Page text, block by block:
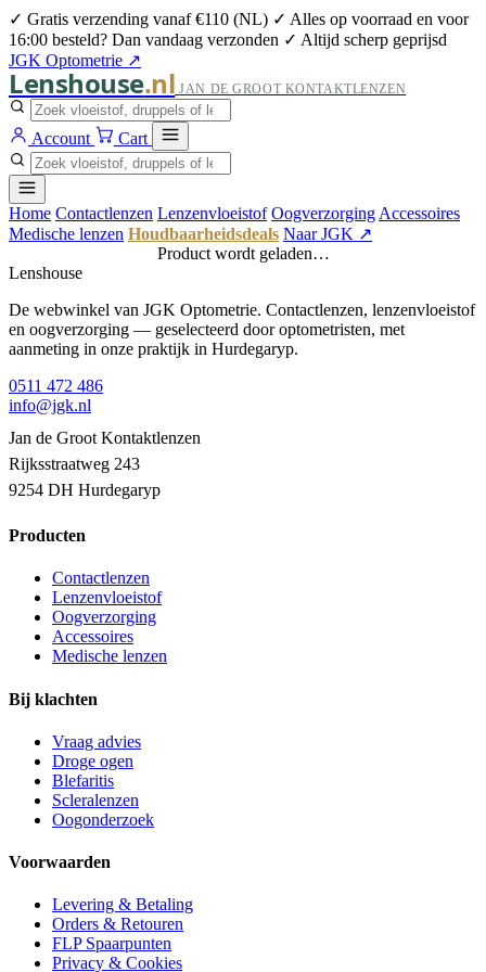
✓ Gratis verzending vanaf €110 (NL) ✓ Alles op voorraad en voor
16:00 besteld? Dan vandaag verzonden ✓ Altijd scherp geprijsd
JGK Optometrie ↗
Lenshouse.nl JAN DE GROOT KONTAKTLENZEN
Account Cart
Home Contactlenzen Lenzenvloeistof Oogverzorging Accessoires
Medische lenzen Houdbaarheidsdeals Naar JGK ↗
Product wordt geladen…
Lenshouse
De webwinkel van JGK Optometrie. Contactlenzen, lenzenvloeistof
en oogverzorging — geselecteerd door optometristen, met
aanmeting in onze praktijk in Hurdegaryp.
0511 472 486
info@jgk.nl
Jan de Groot Kontaktlenzen
Rijksstraatweg 243
9254 DH Hurdegaryp
Producten
Contactlenzen
Lenzenvloeistof
Oogverzorging
Accessoires
Medische lenzen
Bij klachten
Vraag advies
Droge ogen
Blefaritis
Scleralenzen
Oogonderzoek
Voorwaarden
Levering & Betaling
Orders & Retouren
FLP Spaarpunten
Privacy & Cookies